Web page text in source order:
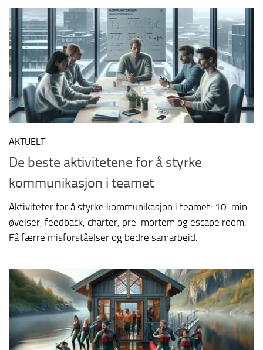
AKTUELT
De beste aktivitetene for å styrke
kommunikasjon i teamet
Aktiviteter for å styrke kommunikasjon i teamet: 10-min
øvelser, feedback, charter, pre-mortem og escape room.
Få færre misforståelser og bedre samarbeid.